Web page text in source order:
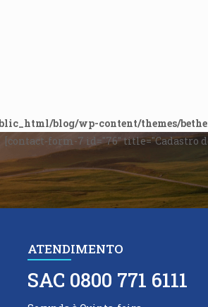
blog/wp-content/themes/
[contact-form-7 id="76" title="Cadastro
ATENDIMENTO
SAC 0800 771 6111